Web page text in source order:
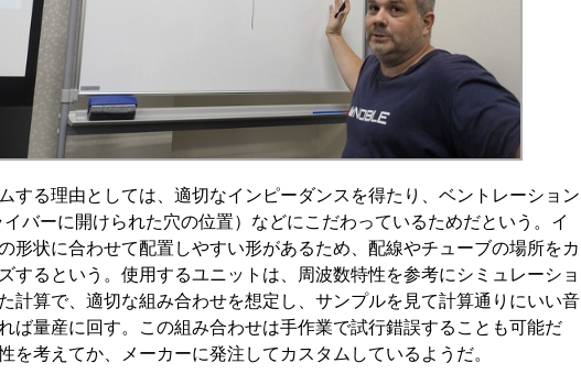
する理由としては、適切なインピーダンスを得たり、ベントレーション
イバーに開けられた穴の位置）などにこだわっているためだという。イ
形状に合わせて配置しやすい形があるため、配線やチューブの場所をカ
するという。使用するユニットは、周波数特性を参考にシミュレーショ
計算で、適切な組み合わせを想定し、サンプルを見て計算通りにいい音
ば量産に回す。この組み合わせは手作業で試行錯誤することも可能だ
を考えてか、メーカーに発注してカスタムしているようだ。